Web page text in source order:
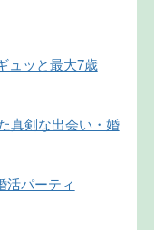
ュッと最大7歳
真剣な出会い・婚
活パーティ